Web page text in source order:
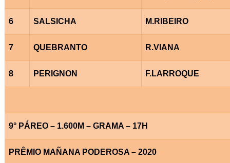
6 SALSICHA M.RIBEIRO
7 QUEBRANTO R.VIANA
8 PERIGNON F.LARROQUE
9° PÁREO – 1.600M – GRAMA – 17H
PRÊMIO MAÑANA PODEROSA – 2020